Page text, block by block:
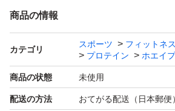
商品の情報
カテゴリ
スポーツ
フィットネ
プロテイン
ホエイ
商品の状態 未使用
配送の方法 おてがる配送（日本郵便）